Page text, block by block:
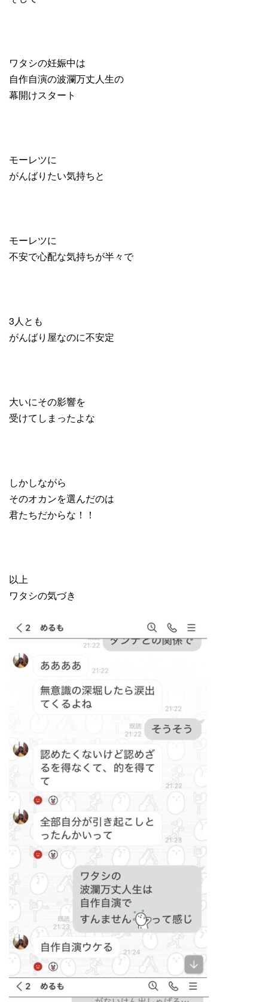
ワタシの妊娠中は
自作自演の波瀾万丈人生の
幕開けスタート
モーレツに
がんばりたい気持ちと
モーレツに
不安で心配な気持ちが半々で
3人とも
がんばり屋なのに不安定
大いにその影響を
受けてしまったよな
しかしながら
そのオカンを選んだのは
君たちだからな！！
以上
ワタシの気づき